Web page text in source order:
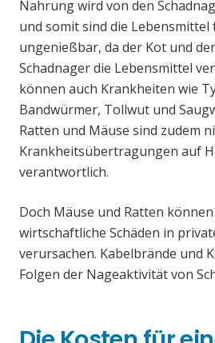
Nahrung wird von den
und somit sind die Lebensmittel
ungenießbar, da der Kot und
Schadnager die Lebensmittel
können auch Krankheiten wie
Bandwürmer, Tollwut und
Ratten und Mäuse sind zudem
Krankheitsübertragungen auf
verantwortlich.
Doch Mäuse und Ratten
wirtschaftliche Schäden in
verursachen. Kabelbrände und
Folgen der Nageaktivität von